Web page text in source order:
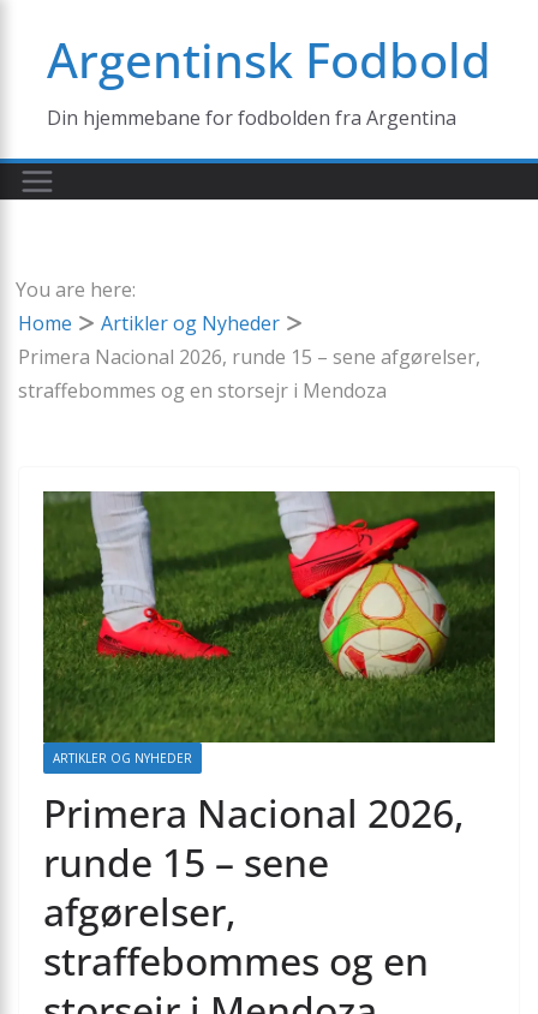
contentArgentinsk Fodbold
Din hjemmebane for fodbolden fra Argentina
You are here:
Home
Artikler og Nyheder
Primera Nacional 2026, runde 15 – sene afgørelser,
straffebommes og en storsejr i Mendoza
ARTIKLER OG NYHEDER
Primera Nacional 2026,
runde 15 – sene
afgørelser,
straffebommes og en